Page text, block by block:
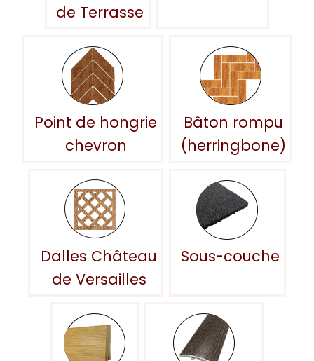
de Terrasse
Point de hongrie
chevron
Bâton rompu
(herringbone)
Dalles Château
de Versailles
Sous-couche